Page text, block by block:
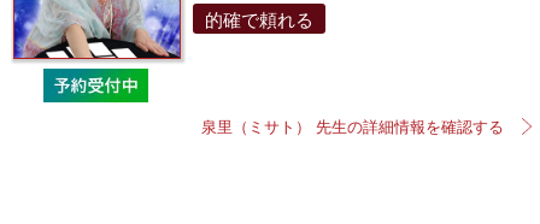
的確で頼れる
泉里（ミサト） 先生の詳細情報を確認する